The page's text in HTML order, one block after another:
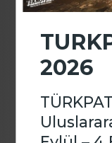
Hukuku
2026